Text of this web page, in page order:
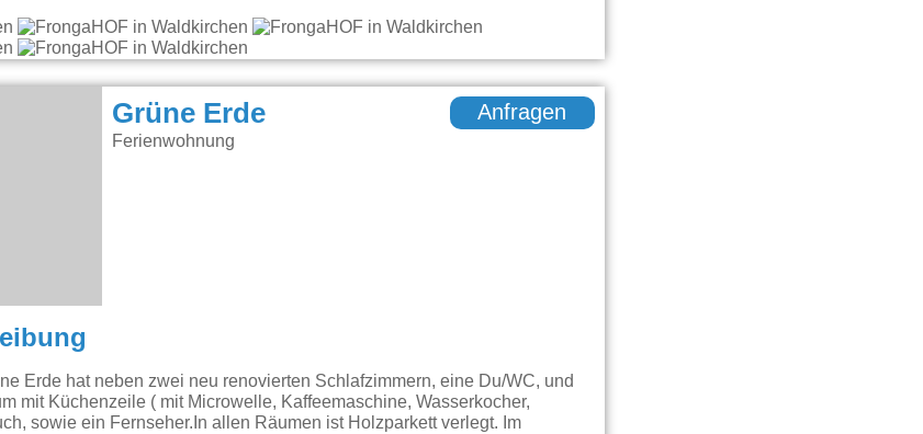
Grüne Erde
Ferienwohnung
Anfragen
Erde hat neben zwei neu renovierten Schlafzimmern, eine Du/WC, und
mit Küchenzeile ( mit Microwelle, Kaffeemaschine, Wasserkocher,
sowie ein Fernseher.In allen Räumen ist Holzparkett verlegt. Im